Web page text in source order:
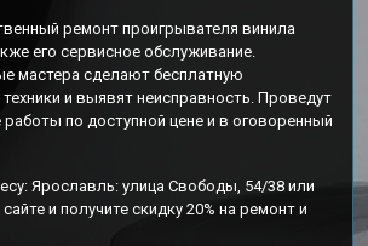
ремонт проигрывателя винила
его сервисное обслуживание.
мастера сделают бесплатную
и выявят неисправность. Проведут
по доступной цене и в оговоренный
Ярославль: улица Свободы, 54/38 или
и получите скидку 20% на ремонт и